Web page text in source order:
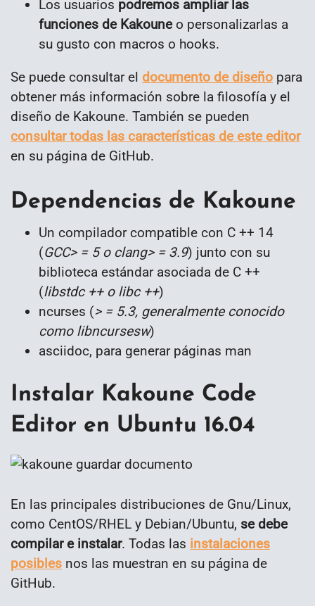
Los usuarios podremos ampliar las
funciones de Kakouneo personalizarlas a
su gusto con macros o hooks.
Se puede consultar el documento de diseño para
obtener más información sobre la filosofía y el
diseño de Kakoune. También se pueden
consultar todas las características de este editor
en su página de GitHub.
Dependencias de Kakoune
Un compilador compatible con C ++ 14
(GCC> = 5 o clang> = 3.9) junto con su
biblioteca estándar asociada de C ++
(libstdc ++ o libc ++)
ncurses (> = 5.3, generalmente conocido
como libncursesw)
asciidoc, para generar páginas man
Instalar Kakoune Code
Editor en Ubuntu 16.04
En las principales distribuciones de Gnu/Linux,
como CentOS/RHEL y Debian/Ubuntu, se debe
compilar e instalar. Todas las instalaciones
posibles nos las muestran en su página de
GitHub.